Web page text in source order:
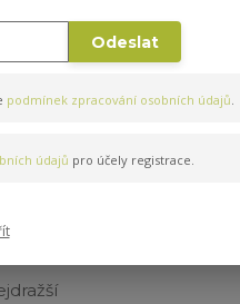
Odeslat
podmínek zpracování osobních údajů.
údajů pro účely registrace.